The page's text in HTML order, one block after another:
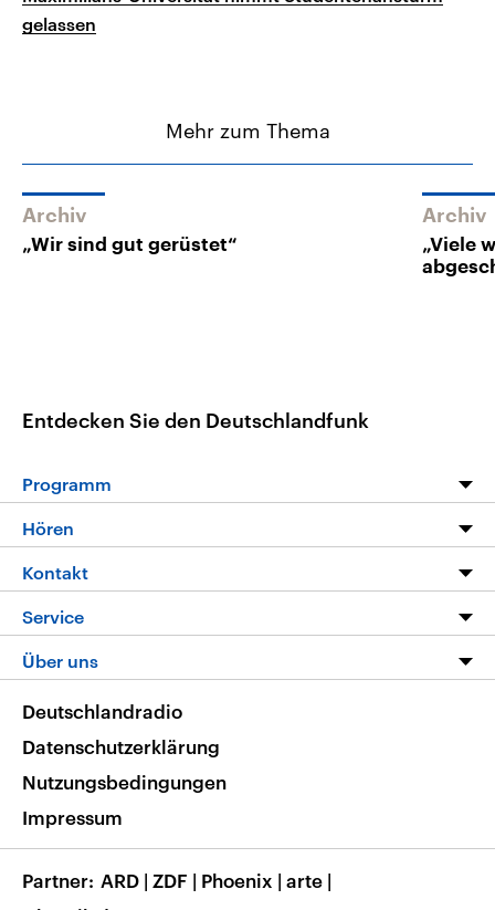
gelassen
Mehr zum Thema
Archiv
„Wir sind gut gerüstet“
Archiv
„Viele
Entdecken Sie den Deutschlandfunk
Programm
Programm
Die Nachrichten
Nachrichtenleicht
Neue Beiträge auf dlf.de
Hören
Livestream
Podcasts
Deutschlandfunk App
Nachrichten App
Frequenzen
Kontakt
Hörerservice
Service
FAQ
Veranstaltungen
Musikliste
RSS
Über uns
Barrierefreiheit
Deutschlandradio
Datenschutzerklärung
Nutzungsbedingungen
Impressum
Partner ARD | ZDF | Phoenix | arte |